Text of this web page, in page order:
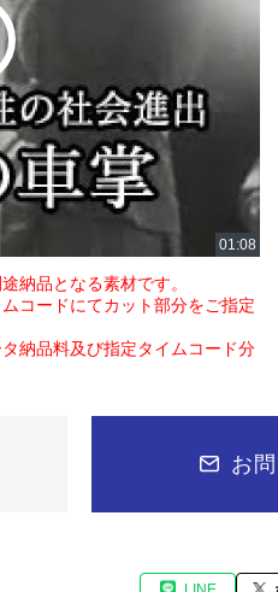
納品となる素材です。
コードにてカット部分をご指定
納品料及び指定タイムコード分
お